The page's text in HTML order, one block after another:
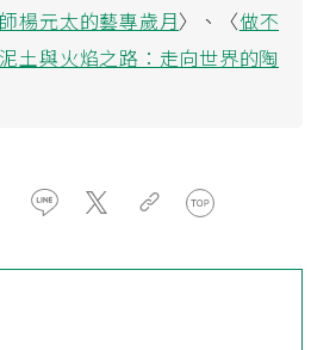
楊元太的藝專歲月〉、〈做不
土與火焰之路：走向世界的陶